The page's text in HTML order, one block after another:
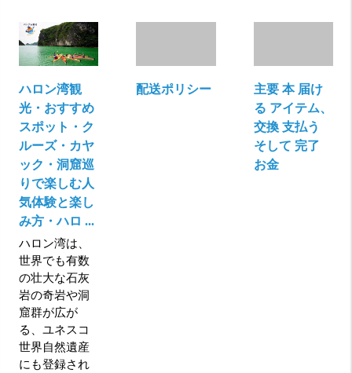
ハロン湾観
光・おすすめ
スポット・ク
ルーズ・カヤ
ック・洞窟巡
りで楽しむ人
気体験と楽し
み方・ハロ ...
ハロン湾は、
世界でも有数
の壮大な石灰
岩の奇岩や洞
窟群が広が
る、ユネスコ
世界自然遺産
にも登録され
配送ポリシー
主要 本 届け
る アイテム、
交換 支払う
そして 完了
お金